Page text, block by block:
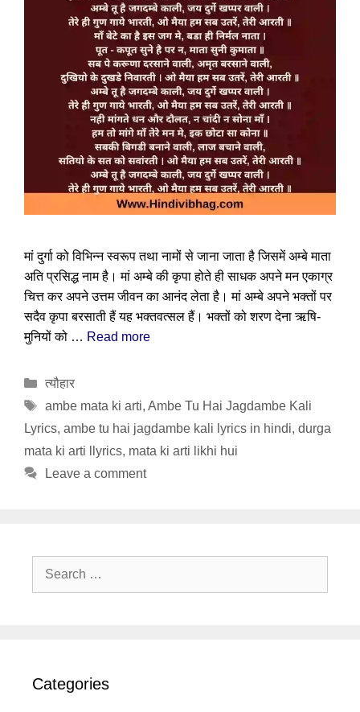
मां दुर्गा को विभिन्न स्वरूप तथा नामों से जाना जाता है जिसमें अम्बे माता
अति प्रसिद्ध नाम है। मां अम्बे की कृपा होते ही साधक अपने मन एकाग्र
चित्त कर अपने उत्तम जीवन का आनंद लेता है। मां अम्बे अपने भक्तों पर
सदैव कृपा बरसाती हैं यह भक्तवत्सल हैं। भक्तों को शरण देना ऋषि-
मुनियों को … Read more
Categories
त्यौहार
Tags
ambe mata ki arti, Ambe Tu Hai Jagdambe Kali
Lyrics, ambe tu hai jagdambe kali lyrics in hindi, durga
mata ki arti llyrics, mata ki arti likhi hui
Leave a comment
Search
Categories